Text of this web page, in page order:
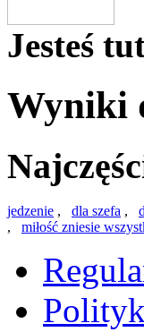
Jesteś
Wyniki
jedzenie , dla szefa ,
, miłość zniesie